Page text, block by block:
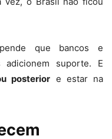
que bancos e
adicionem suporte. E
posterior e estar na